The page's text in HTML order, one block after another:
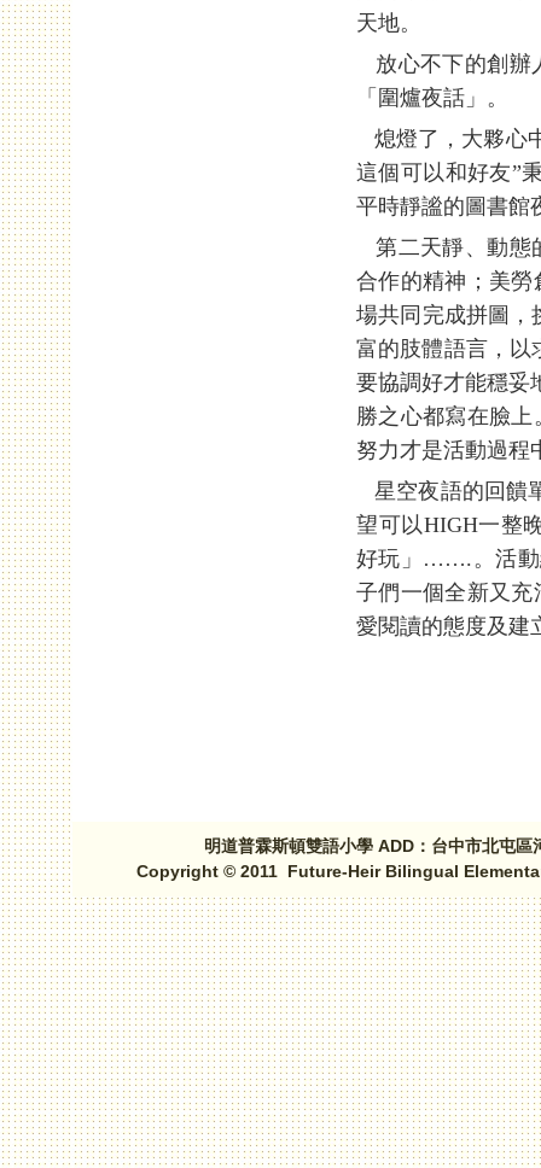
天地。
放心不下的創辦
「圍爐夜話」。
熄燈了，大夥心
這個可以和好友”
平時靜謐的圖書館
第二天靜、動態
合作的精神；美
場共同完成拼圖，
富的肢體語言，以
要協調好才能穩妥
勝之心都寫在臉
努力才是活動過程
星空夜語的回饋
望可以HIGH一整
好玩」…….。活動
子們一個全新又
愛閱讀的態度及建
明道普霖斯頓雙語小學 ADD：台中市北屯
Copyright © 2011 Future-Heir Bilingual